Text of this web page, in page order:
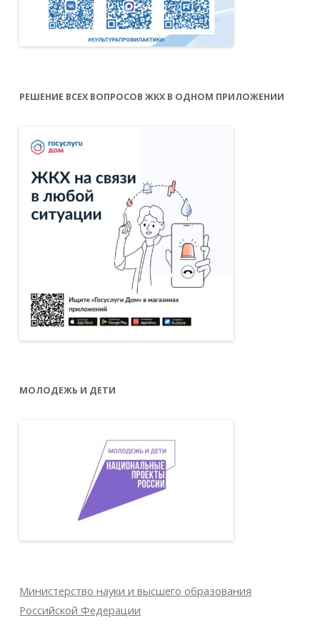
РЕШЕНИЕ ВСЕХ ВОПРОСОВ ЖКХ В ОДНОМ ПРИЛОЖЕНИИ
МОЛОДЕЖЬ И ДЕТИ
Министерство науки и высшего образования
Российской Федерации